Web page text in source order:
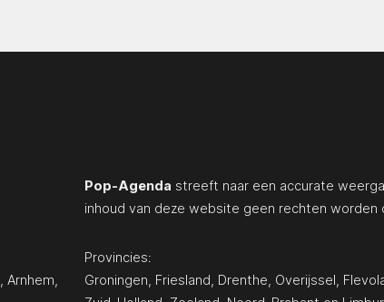
Pop-Agenda streeft naar een accurate
inhoud van deze website geen rechten worden
Arnhem
Provincies:
Groningen Friesland Drenthe Overijssel